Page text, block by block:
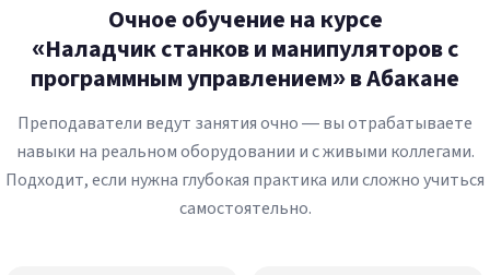
Очное обучение на курсе
«Наладчик станков и манипуляторов с
программным управлением» в Абакане
Преподаватели ведут занятия очно — вы отрабатываете
навыки на реальном оборудовании и с живыми коллегами.
Подходит, если нужна глубокая практика или сложно учиться
самостоятельно.